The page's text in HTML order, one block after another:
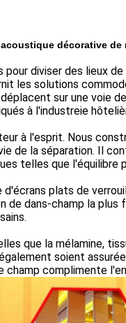
décorative de
diviser des lieux
les solutions
sur une voie
à l'industreie
à l'esprit. Nous
de la séparation. Il
telles que l'équilibre
plats de
dans-champ la plus
que la mélamine,
soient
champ complimente